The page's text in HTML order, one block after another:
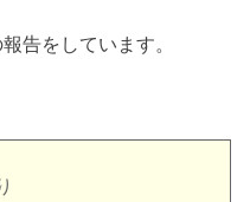
告をしています。